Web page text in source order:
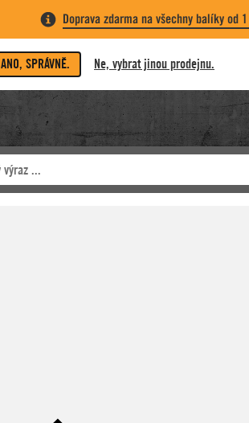
Doprava zdarma na všechny balíky od
ANO, SPRÁVNĚ. Ne, vybrat jinou prodejnu.